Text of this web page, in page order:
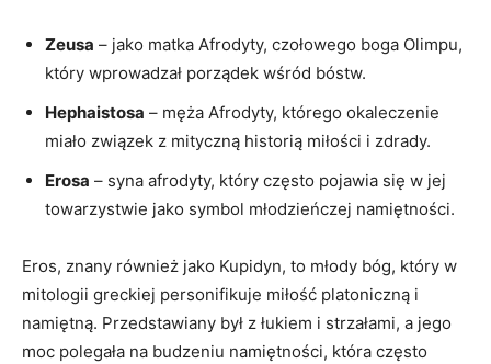
Zeusa – jako matka Afrodyty, czołowego boga Olimpu,
który wprowadzał porządek wśród bóstw.
Hephaistosa – męża Afrodyty, którego okaleczenie
miało związek z mityczną historią miłości i zdrady.
Erosa – syna afrodyty, który często pojawia się w jej
towarzystwie jako symbol młodzieńczej namiętności.
Eros, znany również jako Kupidyn, to młody bóg, który w
mitologii greckiej personifikuje miłość platoniczną i
namiętną. Przedstawiany był z łukiem i strzałami, a jego
moc polegała na budzeniu namiętności, która często